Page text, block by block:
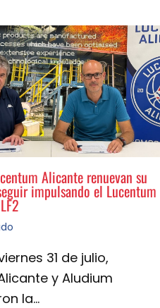
Alicante renuevan su
impulsando el Lucentum
31 de julio,
y Aludium
la…